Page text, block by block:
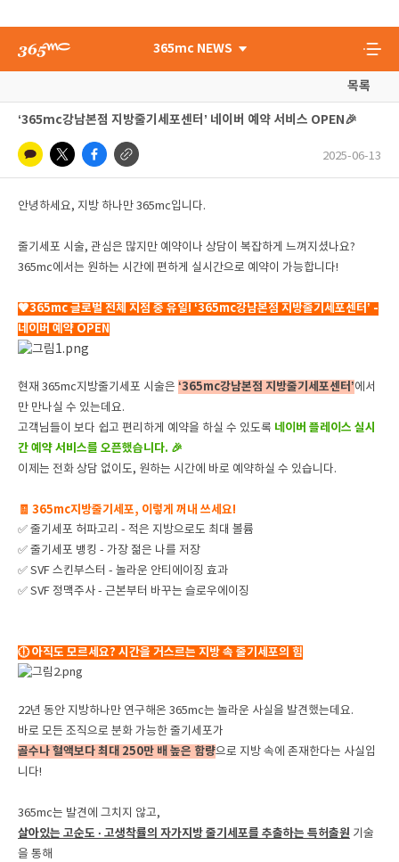
365mc NEWS
목록
‘365mc강남본점 지방줄기세포센터’ 네이버 예약 서비스 OPEN🎉
2025-06-13
안녕하세요, 지방 하나만 365mc입니다.
줄기세포 시술, 관심은 많지만 예약이나 상담이 복잡하게 느껴지셨나요?
365mc에서는 원하는 시간에 편하게 실시간으로 예약이 가능합니다!
🧡365mc 글로벌 전체 지점 중 유일! ‘365mc강남본점 지방줄기세포센터’ -
네이버 예약 OPEN
현재 365mc지방줄기세포 시술은 ‘365mc강남본점 지방줄기세포센터’에서
만 만나실 수 있는데요.
고객님들이 보다 쉽고 편리하게 예약을 하실 수 있도록 네이버 플레이스 실시
간 예약 서비스를 오픈했습니다. 🎉
이제는 전화 상담 없이도, 원하는 시간에 바로 예약하실 수 있습니다.
🧾 365mc지방줄기세포, 이렇게 꺼내 쓰세요!
✅ 줄기세포 허파고리 - 적은 지방으로도 최대 볼륨
✅ 줄기세포 뱅킹 - 가장 젊은 나를 저장
✅ SVF 스킨부스터 - 놀라운 안티에이징 효과
✅ SVF 정맥주사 - 근본부터 바꾸는 슬로우에이징
🕕아직도 모르세요? 시간을 거스르는 지방 속 줄기세포의 힘
22년 동안 지방하나만 연구해온 365mc는 놀라운 사실을 발견했는데요.
바로 모든 조직으로 분화 가능한 줄기세포가
골수나 혈액보다 최대 250만 배 높은 함량으로 지방 속에 존재한다는 사실입
니다!
365mc는 발견에 그치지 않고,
살아있는 고순도 · 고생착률의 자가지방 줄기세포를 추출하는 특허출원 기술
을 통해